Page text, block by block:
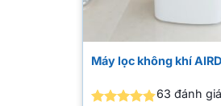
Máy lọc không khí
42đánh giá